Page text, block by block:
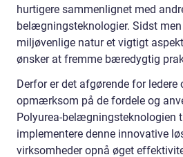
hurtigere sammenlignet med
belægningsteknologier. Sidst
miljøvenlige natur et vigtigt
ønsker at fremme bæredygtig
Derfor er det afgørende for
opmærksom på de fordele og
Polyurea-belægningsteknologien
implementere denne innovative
virksomheder opnå øget